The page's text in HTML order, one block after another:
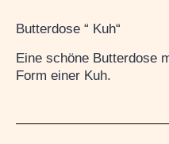
Butterdose “ Kuh“
Eine schöne Butterdose
Form einer Kuh.